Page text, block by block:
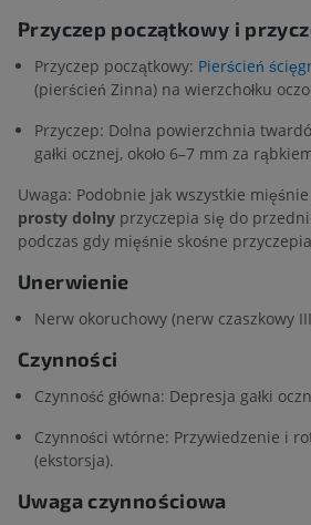
Przyczep początkowy i
Przyczep początkowy: Pierścień
(pierścień Zinna) na wierzchołku
Przyczep: Dolna powierzchnia
gałki ocznej, około 6–7 mm za
Uwaga: Podobnie jak wszystkie
prosty dolny przyczepia się do
podczas gdy mięśnie skośne
Unerwienie
Nerw okoruchowy (nerw czaszkowy
Czynności
Czynność główna: Depresja gałki
Czynności wtórne: Przywiedzenie i
(ekstorsja).
Uwaga czynnościowa